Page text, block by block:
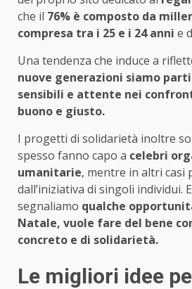
che il 76% è composto da
compresa tra i 25 e i 24 anni e
Una tendenza che induce a
nuove generazioni siamo
sensibili e attente nei
buono e giusto.
I progetti di solidarietà inoltre
spesso fanno capo a celebri
umanitarie, mentre in altri casi
dall’iniziativa di singoli individui.
segnaliamo qualche
Natale, vuole fare del bene
concreto e di solidarietà.
Le migliori idee